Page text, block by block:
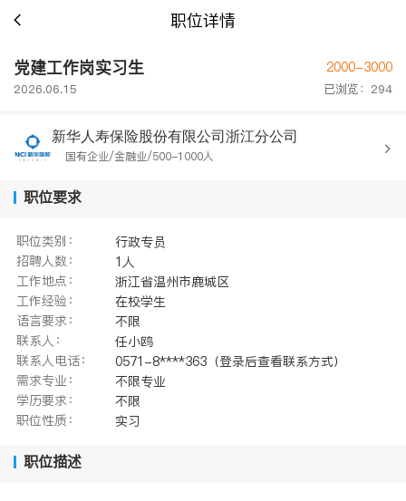
职位详情
党建工作岗实习生 2000-3000
2026.06.15 已浏览：294
新华人寿保险股份有限公司浙江分公司
国有企业/金融业/500-1000人
职位要求
职位类别：
行政专员
招聘人数：
1人
工作地点：
浙江省温州市鹿城区
工作经验：
在校学生
语言要求：
不限
联系人：
任小鸥
联系人电话：
0571-8****363（登录后查看联系方式）
需求专业：
不限专业
学历要求：
不限
职位性质：
实习
职位描述